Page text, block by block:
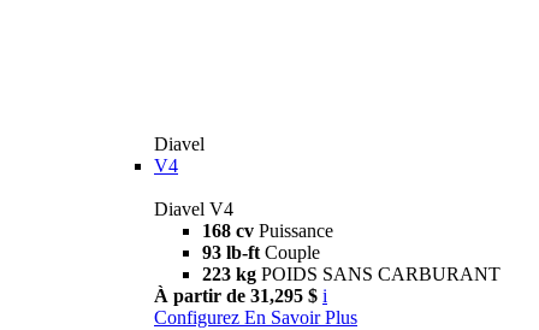
Diavel
V4
Diavel V4
168 cv Puissance
93 lb-ft Couple
223 kg POIDS SANS CARBURANT
À partir de 31,295 $ i
Configurez En Savoir Plus